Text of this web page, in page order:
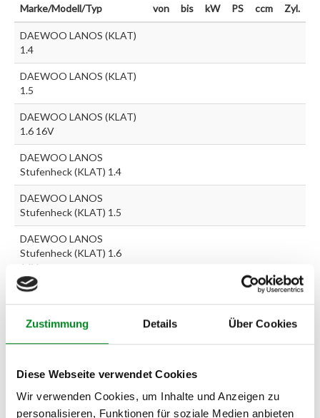
Zustimmung Details Über Cookies
Diese Webseite verwendet Cookies
Wir verwenden Cookies, um Inhalte und Anzeigen zu
personalisieren, Funktionen für soziale Medien anbieten
Marke/Modell/Typ von bis kW PS ccm Zyl.
DAEWOO LANOS (KLAT)
1.4
DAEWOO LANOS (KLAT)
1.5
DAEWOO LANOS (KLAT)
1.6 16V
DAEWOO LANOS
Stufenheck (KLAT) 1.4
DAEWOO LANOS
Stufenheck (KLAT) 1.5
DAEWOO LANOS
Stufenheck (KLAT) 1.6
16V
Zur exakten Fahrzeug-Identifizierung können Sie auch unseren
Support kontaktieren (
, Telefon oder E-Mail).
Wir benötigen folgende Fahrzeugdaten:Schlüsselnummerzu 2
Passendes Fahrzeug nicht dabei?